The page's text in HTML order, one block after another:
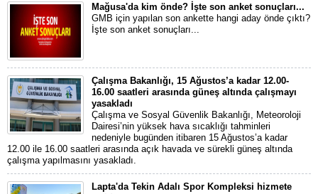
Mağusa'da kim önde? İşte son anket sonuçları...
GMB için yapılan son ankette hangi aday önde çıktı?
İşte son anket sonuçları...
Çalışma Bakanlığı, 15 Ağustos’a kadar 12.00-
16.00 saatleri arasında güneş altında çalışmayı
yasakladı
Çalışma ve Sosyal Güvenlik Bakanlığı, Meteoroloji
Dairesi’nin yüksek hava sıcaklığı tahminleri
nedeniyle bugünden itibaren 15 Ağustos’a kadar
12.00 ile 16.00 saatleri arasında açık havada ve sürekli güneş altında
çalışma yapılmasını yasakladı.
Lapta'da Tekin Adalı Spor Kompleksi hizmete